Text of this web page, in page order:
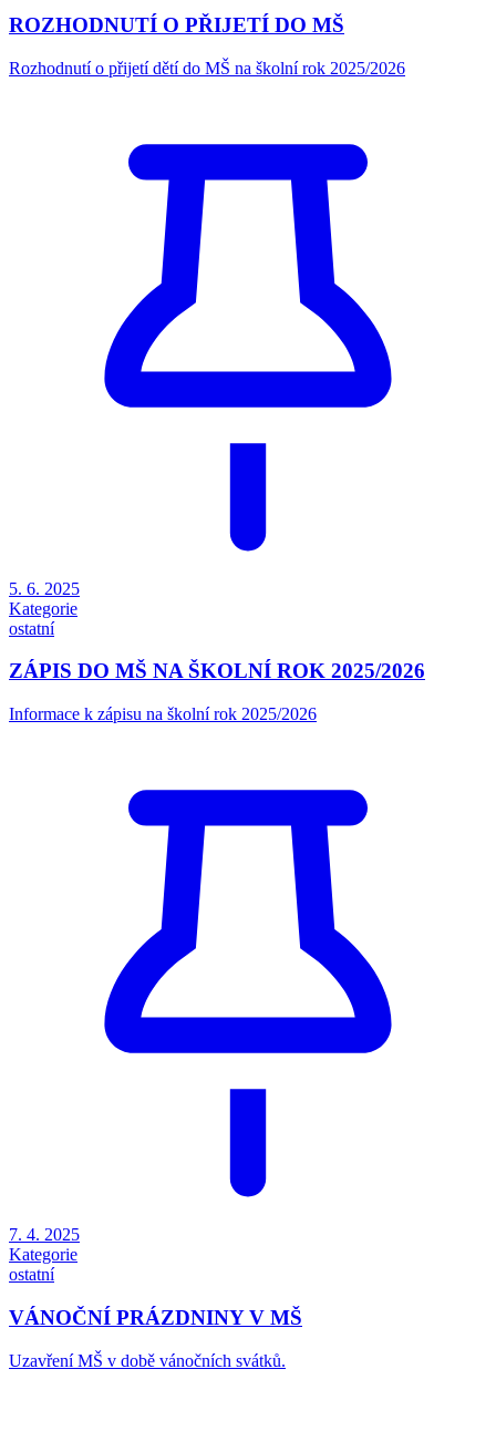
ROZHODNUTÍ O PŘIJETÍ DO MŠ
Rozhodnutí o přijetí dětí do MŠ na školní rok 2025/2026
5. 6. 2025
Kategorie
ostatní
ZÁPIS DO MŠ NA ŠKOLNÍ ROK 2025/2026
Informace k zápisu na školní rok 2025/2026
7. 4. 2025
Kategorie
ostatní
VÁNOČNÍ PRÁZDNINY V MŠ
Uzavření MŠ v době vánočních svátků.